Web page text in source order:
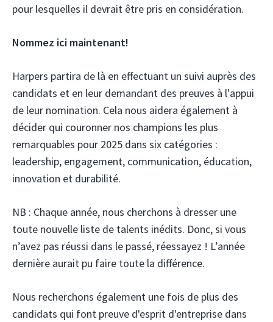
pour lesquelles il devrait être pris en considération.
Nommez ici maintenant!
Harpers partira de là en effectuant un suivi auprès des
candidats et en leur demandant des preuves à l'appui
de leur nomination. Cela nous aidera également à
décider qui couronner nos champions les plus
remarquables pour 2025 dans six catégories :
leadership, engagement, communication, éducation,
innovation et durabilité.
NB : Chaque année, nous cherchons à dresser une
toute nouvelle liste de talents inédits. Donc, si vous
n’avez pas réussi dans le passé, réessayez ! L’année
dernière aurait pu faire toute la différence.
Nous recherchons également une fois de plus des
candidats qui font preuve d'esprit d'entreprise dans